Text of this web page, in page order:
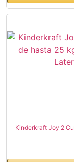
Kinderkraft Joy 2